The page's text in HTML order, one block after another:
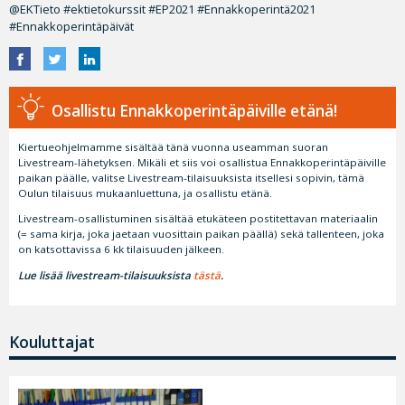
@EKTieto #ektietokurssit #EP2021 #Ennakkoperintä2021
#Ennakkoperintäpäivät
Osallistu Ennakkoperintäpäiville etänä!
Kiertueohjelmamme sisältää tänä vuonna useamman suoran
Livestream-lähetyksen. Mikäli et siis voi osallistua Ennakkoperintäpäiville
paikan päälle, valitse Livestream-tilaisuuksista itsellesi sopivin, tämä
Oulun tilaisuus mukaanluettuna, ja osallistu etänä.
Livestream-osallistuminen sisältää etukäteen postitettavan materiaalin
(= sama kirja, joka jaetaan vuosittain paikan päällä) sekä tallenteen, joka
on katsottavissa 6 kk tilaisuuden jälkeen.
Lue lisää livestream-tilaisuuksista tästä.
Kouluttajat